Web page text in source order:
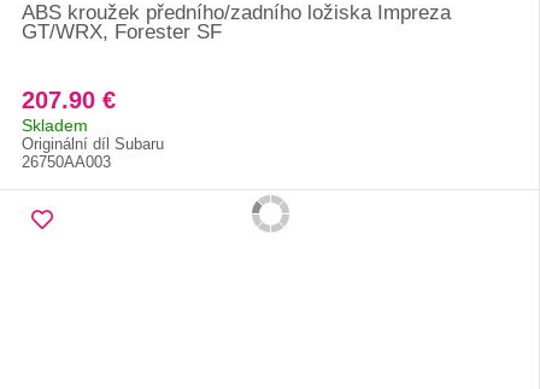
ABS kroužek předního/zadního ložiska Impreza
GT/WRX, Forester SF
207.90 €
Skladem
Originální díl Subaru
26750AA003